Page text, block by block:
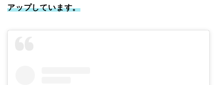
アップしています。